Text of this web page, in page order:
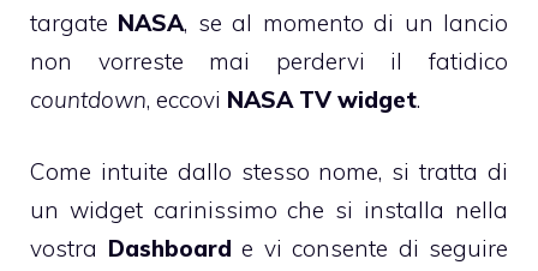
targate NASA, se al momento di un lancio
non vorreste mai perdervi il fatidico
countdown, eccovi NASA TV widget.
Come intuite dallo stesso nome, si tratta di
un widget carinissimo che si installa nella
vostra Dashboard e vi consente di seguire